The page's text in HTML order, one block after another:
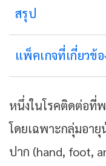
หนึ่งในโรคติดต่อที่
โดยเฉพาะกลุ่มอา
ปาก (hand, foot,
สรุป
แพ็คเกจที่เกี่ยวข้อ